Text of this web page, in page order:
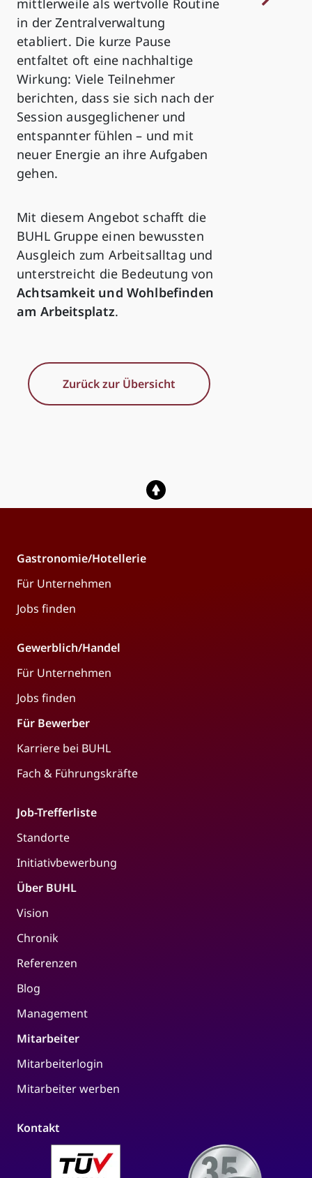
mittlerweile als wertvolle Routine
in der Zentralverwaltung
etabliert. Die kurze Pause
entfaltet oft eine nachhaltige
Wirkung: Viele Teilnehmer
berichten, dass sie sich nach der
Session ausgeglichener und
entspannter fühlen – und mit
neuer Energie an ihre Aufgaben
gehen.
Mit diesem Angebot schafft die
BUHL Gruppe einen bewussten
Ausgleich zum Arbeitsalltag und
unterstreicht die Bedeutung von
Achtsamkeit und Wohlbefinden
am Arbeitsplatz.
Zurück zur Übersicht
Gastronomie/Hotellerie
Für Unternehmen
Jobs finden
Gewerblich/Handel
Für Unternehmen
Jobs finden
Für Bewerber
Karriere bei BUHL
Fach & Führungskräfte
Job-Trefferliste
Standorte
Initiativbewerbung
Über BUHL
Vision
Chronik
Referenzen
Blog
Management
Mitarbeiter
Mitarbeiterlogin
Mitarbeiter werben
Kontakt